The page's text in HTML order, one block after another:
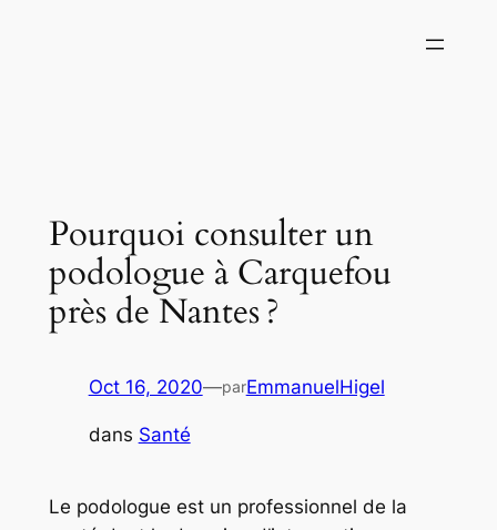
Pourquoi consulter un
podologue à Carquefou
près de Nantes ?
Oct 16, 2020—parEmmanuelHigel
dans Santé
Le podologue est un professionnel de la